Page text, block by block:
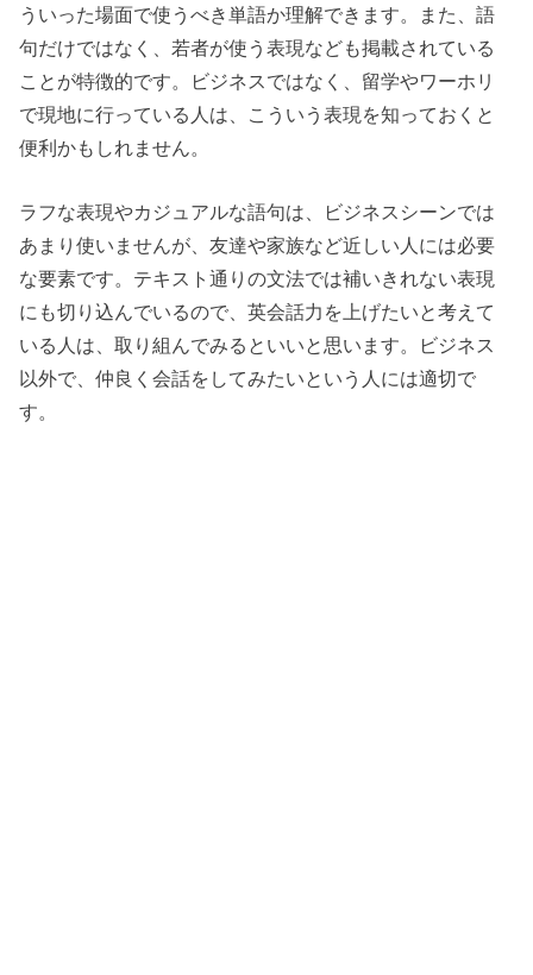
ういった場面で使うべき単語か理解できます。また、語
句だけではなく、若者が使う表現なども掲載されている
ことが特徴的です。ビジネスではなく、留学やワーホリ
で現地に行っている人は、こういう表現を知っておくと
便利かもしれません。
ラフな表現やカジュアルな語句は、ビジネスシーンでは
あまり使いませんが、友達や家族など近しい人には必要
な要素です。テキスト通りの文法では補いきれない表現
にも切り込んでいるので、英会話力を上げたいと考えて
いる人は、取り組んでみるといいと思います。ビジネス
以外で、仲良く会話をしてみたいという人には適切で
す。